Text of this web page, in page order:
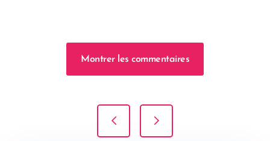
Montrer les commentaires
Navigation de l’article